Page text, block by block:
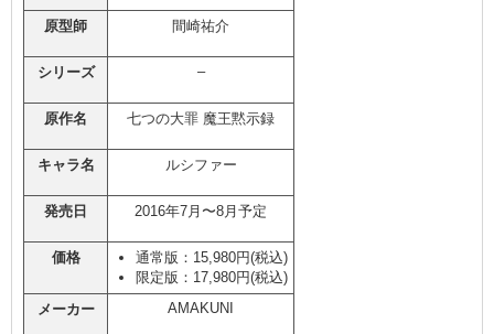
原型師 間崎祐介
シリーズ –
原作名 七つの大罪 魔王黙示録
キャラ名 ルシファー
発売日 2016年7月〜8月予定
価格
通常版：15,980円(税込)
限定版：17,980円(税込)
メーカー
AMAKUNI